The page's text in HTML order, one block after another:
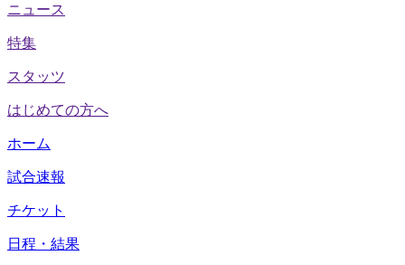
ニュース
特集
スタッツ
はじめての方へ
ホーム
試合速報
チケット
日程・結果